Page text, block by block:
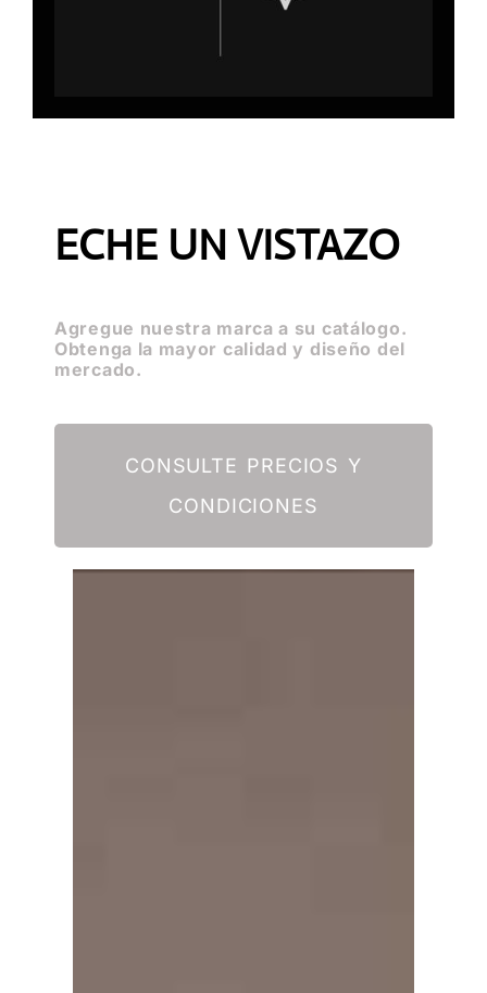
ECHE UN VISTAZO
Agregue nuestra marca a su catálogo.
Obtenga la mayor calidad y diseño del
mercado.
CONSULTE PRECIOS Y
CONDICIONES